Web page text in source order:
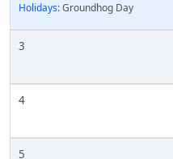
Holidays:Groundhog Day
3
4
5